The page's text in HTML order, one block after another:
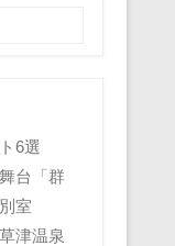
6選
台「群
室
津温泉